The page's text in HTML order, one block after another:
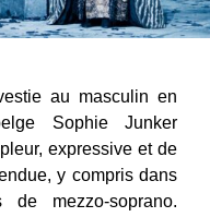
au masculin en
Sophie Junker
expressive et de
y compris dans
mezzo-soprano.